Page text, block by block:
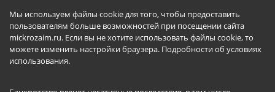
Мы используем файлы cookie для того, чтобы предоставить
пользователям больше возможностей при посещении сайта
mickrozaim.ru. Если вы не хотите использовать файлы cookie, то
можете изменить настройки браузера. Подробности об условиях
использования.